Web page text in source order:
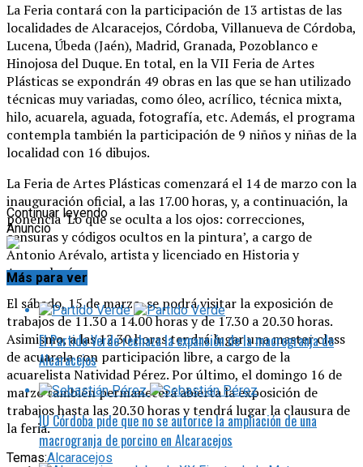
La Feria contará con la participación de 13 artistas de las
localidades de Alcaracejos, Córdoba, Villanueva de Córdoba,
Lucena, Úbeda (Jaén), Madrid, Granada, Pozoblanco e
Hinojosa del Duque. En total, en la VII Feria de Artes
Plásticas se expondrán 49 obras en las que se han utilizado
técnicas muy variadas, como óleo, acrílico, técnica mixta,
hilo, acuarela, aguada, fotografía, etc. Además, el programa
contempla también la participación de 9 niños y niñas de la
localidad con 16 dibujos.
La Feria de Artes Plásticas comenzará el 14 de marzo con la
inauguración oficial, a las 17.00 horas, y, a continuación, la
ponencia ‘Lo que se oculta a los ojos: correcciones,
censuras y códigos ocultos en la pintura’, a cargo de
Antonio Arévalo, artista y licenciado en Historia y
Arqueología.
El sábado, 15 de marzo, se podrá visitar la exposición de
trabajos de 11.30 a 14.00 horas y de 17.30 a 20.30 horas.
Asimismo, a las 12.30 horas tendrá lugar una master class
de acuarela con participación libre, a cargo de la
acuarelista Natividad Pérez. Por último, el domingo 16 de
marzo también permanecerá abierta la exposición de
trabajos hasta las 20.30 horas y tendrá lugar la clausura de
la feria.
Temas:Alcaracejos
Continuar leyendo
Anuncio
Más para ver
El Partido Verde rechaza la expansión de la macrogranja de
Alcaracejos
IU Córdoba pide que no se autorice la ampliación de una
macrogranja de porcino en Alcaracejos